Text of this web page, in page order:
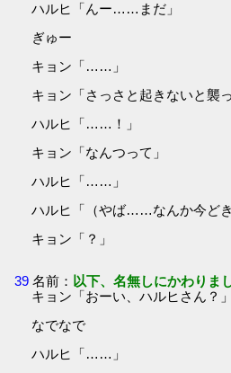
ハルヒ「んー……まだ」
ぎゅー
キョン「……」
キョン「さっさと起きないと襲
ハルヒ「……！」
キョン「なんつって」
ハルヒ「……」
ハルヒ「（やば……なんか今ど
キョン「？」
39 名前： 以下、名無しにかわりま
キョン「おーい、ハルヒさん？」
なでなで
ハルヒ「……」